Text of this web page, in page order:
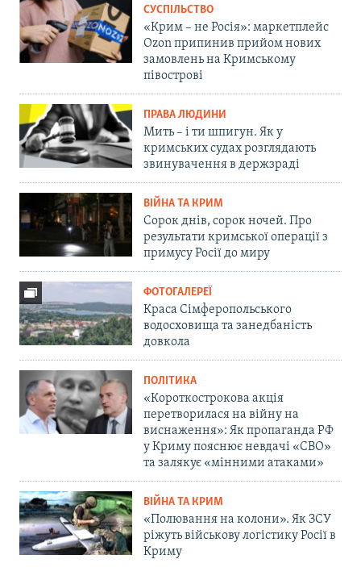
СУСПІЛЬСТВО
«Крим – не Росія»: маркетплейс
Ozon припинив прийом нових
замовлень на Кримському
півострові
ПРАВА ЛЮДИНИ
Мить – і ти шпигун. Як у
кримських судах розглядають
звинувачення в держзраді
ВІЙНА ТА КРИМ
Сорок днів, сорок ночей. Про
результати кримської операції з
примусу Росії до миру
ФОТОГАЛЕРЕЇ
Краса Сімферопольського
водосховища та занедбаність
довкола
ПОЛІТИКА
«Короткострокова акція
перетворилася на війну на
виснаження»: Як пропаганда РФ
у Криму пояснює невдачі «СВО»
та залякує «мінними атаками»
ВІЙНА ТА КРИМ
«Полювання на колони». Як ЗСУ
ріжуть військову логістику Росії в
Криму